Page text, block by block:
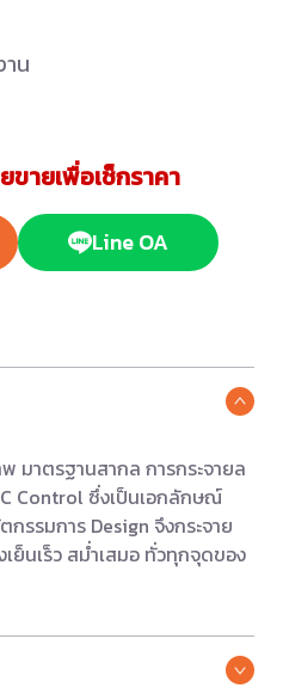
าน
ายเพื่อเช็กราคา
Line OA
มาตรฐานสากล การกระจายล
Control ซึ่งเป็นเอกลักษณ์
รรมการ Design จึงกระจาย
ย็นเร็ว สม่ำเสมอ ทั่วทุกจุดของ